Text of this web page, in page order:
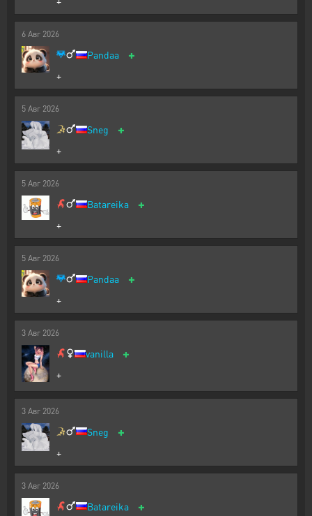
6 Авг 2026
Pandaa +
+
5 Авг 2026
Sneg +
+
5 Авг 2026
Batareika +
+
5 Авг 2026
Pandaa +
+
3 Авг 2026
vanilla +
+
3 Авг 2026
Sneg +
+
3 Авг 2026
Batareika +